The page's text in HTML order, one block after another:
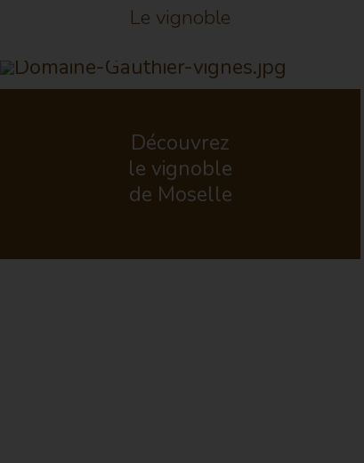
Le vignoble
Découvrez
le vignoble
de Moselle